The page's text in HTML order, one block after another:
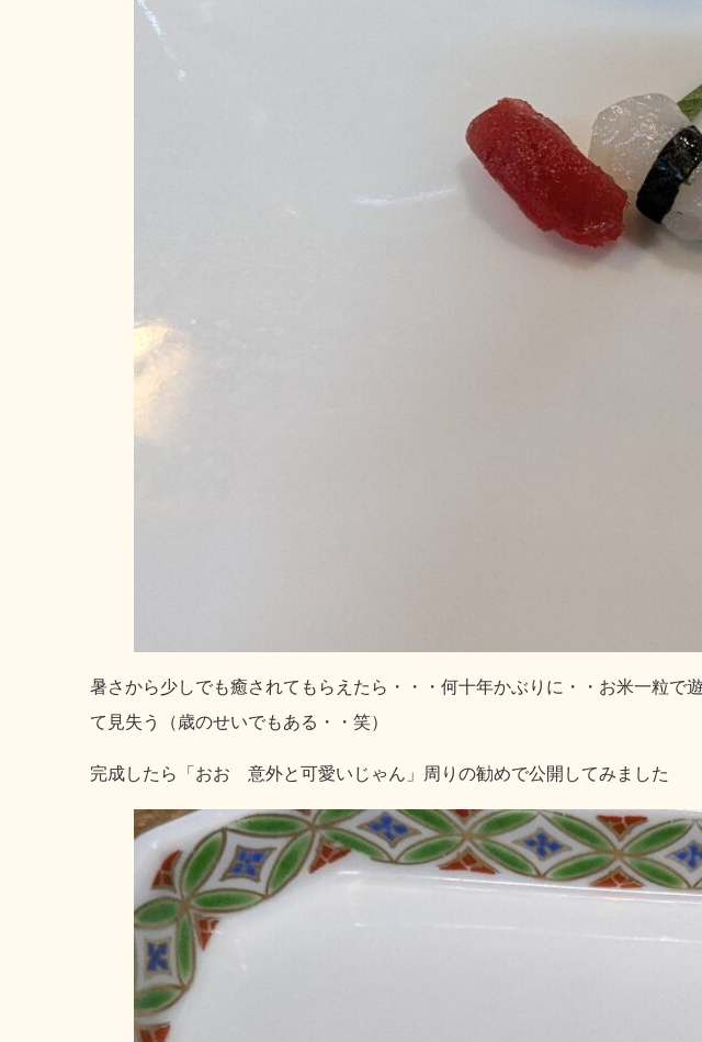
暑さから少しでも癒されてもらえたら・・・何十年かぶりに・・お米一粒
て見失う（歳のせいでもある・・笑）
完成したら「おお 意外と可愛いじゃん」周りの勧めで公開してみました